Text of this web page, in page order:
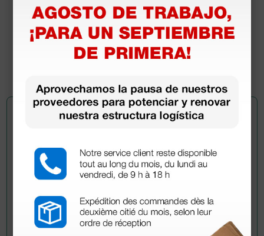
intercambiables - punta fina no estéril incluida
49,60 €
Pregúntale a un colega
¿Todavía tienes alguna duda? ¿Necesitas más